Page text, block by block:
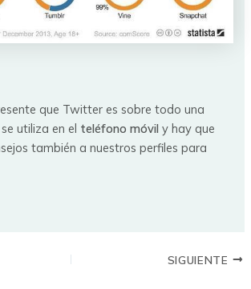
que Twitter es sobre todo una
utiliza en el teléfono móvil y hay que
también a nuestros perfiles para
SIGUIENTE